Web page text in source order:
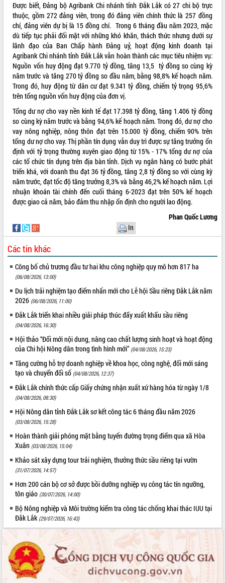
Được biết, Đảng bộ Agribank Chi nhánh tỉnh Đắk Lắk có 27 chi bộ trực
thuộc, gồm 272 đảng viên, trong đó đảng viên chính thức là 257 đồng
chí, đảng viên dự bị là 15 đồng chí. Trong 6 tháng đầu năm 2023, mặc
dù tiếp tục phải đối mặt với những khó khăn, thách thức nhưng dưới sự
lãnh đạo của Ban Chấp hành Đảng uỷ, hoạt động kinh doanh tại
Agribank Chi nhánh tỉnh Đắk Lắk vẫn hoàn thành các mục tiêu nhiệm vụ:
Nguồn vốn huy động đạt 9.770 tỷ đồng, tăng 13,5 tỷ đồng so cùng kỳ
năm trước và tăng 270 tỷ đồng so đầu năm, bằng 98,8% kế hoạch năm.
Trong đó, huy động từ dân cư đạt 9.341 tỷ đồng, chiếm tỷ trọng 95,6%
trên tổng nguồn vốn huy động của đơn vị.
Tổng dư nợ cho vay nền kinh tế đạt 17.398 tỷ đồng, tăng 1.406 tỷ đồng
so cùng kỳ năm trước và bằng 94,6% kế hoạch năm. Trong đó, dư nợ cho
vay nông nghiệp, nông thôn đạt trên 15.000 tỷ đồng, chiếm 90% trên
tổng dư nợ cho vay. Thị phần tín dụng vẫn duy trì được sự tăng trưởng ổn
định với tỷ trọng thường xuyên giao động từ 15% - 17% tổng dư nợ của
các tổ chức tín dụng trên địa bàn tỉnh. Dịch vụ ngân hàng có bước phát
triển khá, với doanh thu đạt 36 tỷ đồng, tăng 2,8 tỷ đồng so với cùng kỳ
năm trước, đạt tốc độ tăng trưởng 8,3% và bằng 46,2% kế hoạch năm. Lợi
nhuận khoán tài chính đến cuối tháng 6-2023 đạt trên 50% kế hoạch
được giao cả năm, bảo đảm thu nhập ổn định cho người lao động.
Phan Quốc Lương
In
Các tin khác
Công bố chủ trương đầu tư hai khu công nghiệp quy mô hơn 817 ha
(06/08/2026, 13:00)
Du lịch trải nghiệm tạo điểm nhấn mới cho Lễ hội Sầu riêng Đắk Lắk năm
2026 (06/08/2026, 11:00)
Đắk Lắk triển khai nhiều giải pháp thúc đẩy xuất khẩu sầu riêng
(04/08/2026, 16:30)
Hội thảo “Đổi mới nội dung, nâng cao chất lượng sinh hoạt và hoạt động
của Chi hội Nông dân trong tình hình mới” (04/08/2026, 15:23)
Tăng cường hỗ trợ doanh nghiệp về khoa học, công nghệ, đổi mới sáng
tạo và chuyển đổi số (04/08/2026, 12:37)
Đắk Lắk chính thức cấp Giấy chứng nhận xuất xứ hàng hóa từ ngày 1/8
(04/08/2026, 08:30)
Hội Nông dân tỉnh Đắk Lắk sơ kết công tác 6 tháng đầu năm 2026
(03/08/2026, 15:28)
Hoàn thành giải phóng mặt bằng tuyến đường trọng điểm qua xã Hòa
Xuân (03/08/2026, 15:04)
Khảo sát xây dựng tour trải nghiệm, thưởng thức sầu riêng tại vườn
(31/07/2026, 14:57)
Hơn 200 cán bộ cơ sở được bồi dưỡng nghiệp vụ công tác tín ngưỡng,
tôn giáo (30/07/2026, 14:00)
Bộ Nông nghiệp và Môi trường kiểm tra công tác chống khai thác IUU tại
Đắk Lắk (29/07/2026, 16:43)